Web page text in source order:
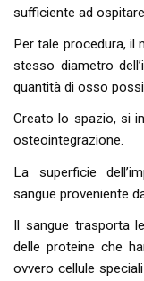
sufficiente ad
Per tale procedura, il
stesso diametro
quantità di osso
Creato lo spazio, si
osteointegrazione.
La superficie
sangue proveniente
Il sangue trasporta
delle proteine che
ovvero cellule